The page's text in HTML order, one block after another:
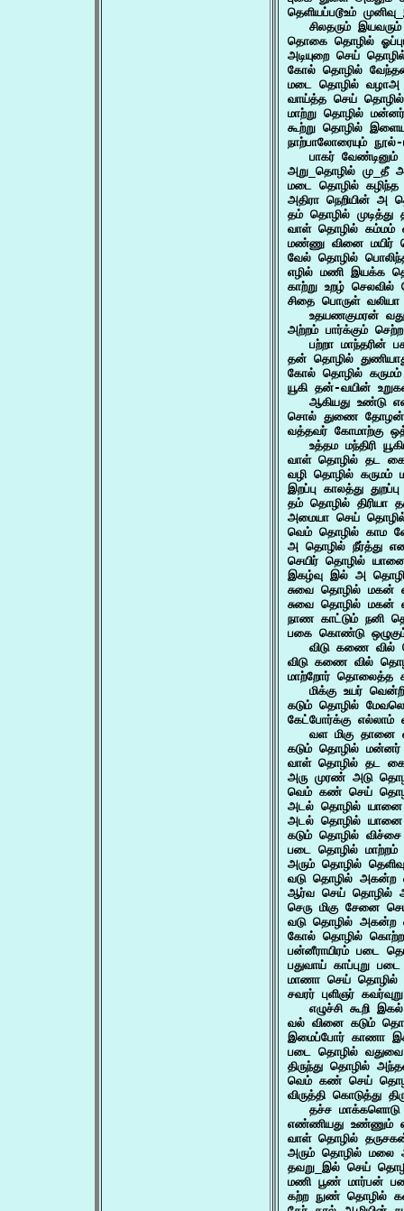
தெளியப்படூஉம்
சிலதரும்
தொகை தொழில்
அடியுறை செய்
கோல் தொழில்
மடை தொழில்
வாய்த்த செய்
மாற்று தொழில்
கூற்று தொழில்
நாற்பாலோரையும்
பாகர்
அறு_தொழில் மு_தீ
மடை தொழில்
அதிரா நெறியின்
தம் தொழில்
வாள் தொழில் கம்மம்
மண்ணு வினை மயிர்
வேல் தொழில்
எழில் மணி இயக்க
காற்று உறழ்
சிதை பொருள்
உதயணகுமரன்
அற்றம் பார்க்கும்
பற்றா மாந்தரின்
தன் தொழில்
கோல் தொழில் கருமம்
யூகி தன்-வயின்
ஆகியது உண்டு
சொல் துணை தோழன்
வத்தவர் கோமாற்கு
உத்தம மந்திரி
வாள் தொழில் தட
வழி தொழில்
இறப்பு காலத்து
தம் தொழில் திரியா
அமையா செய்
வெம் தொழில் காம
அ தொழில் நீர்த்து
செயிர் தொழில்
இகழ்வு இல் அ
சுவை தொழில்
சுவை தொழில்
நாண காட்டும் நனி
பகை கொண்டு
விடு கணை வில்
விடு கணை வில்
மாற்றோர் தொலைத்த
மிக்கு உயர்
கடும் தொழில்
கேட்போர்க்கு
வள மிகு தானை
கடும் தொழில்
வாள் தொழில் தட
அரு முரண் அடு
வெம் கண் செய்
அடல் தொழில்
அடல் தொழில்
கடும் தொழில்
படை தொழில்
அரும் தொழில்
வடு தொழில் அகன்ற
ஆர்வ செய் தொழில்
செரு மிகு சேனை
வடு தொழில் அகன்ற
கோல் தொழில்
பன்னீராயிரம் படை
பதுவாய் காப்புறு
மாணா செய்
சவரர் புளிஞர்
எழுச்சி கூறி
வல் வினை கடும்
இமைப்போர் காணா
படை தொழில்
திருந்து தொழில்
வெம் கண் செய்
விருத்தி கொடுத்து
தச்ச மாக்களொடு
எண்ணியது
வாள் தொழில்
அரும் தொழில்
தவறு_இல் செய்
மணி பூண் மார்பன்
கற்ற நுண் தொழில்